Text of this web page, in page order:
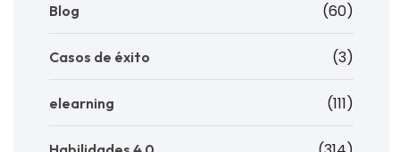
Blog (60)
Casos de éxito (3)
elearning (111)